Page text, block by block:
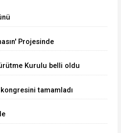
Projesinde
Kurulu belli oldu
tamamladı